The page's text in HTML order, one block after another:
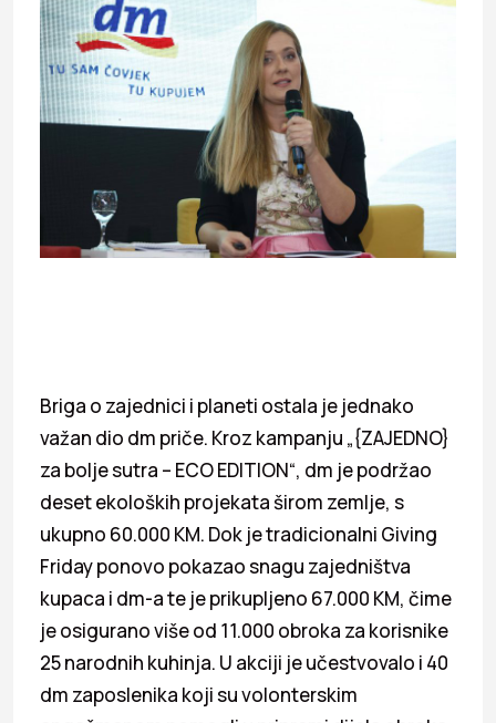
Briga o zajednici i planeti ostala je jednako
važan dio dm priče. Kroz kampanju „{ZAJEDNO}
za bolje sutra – ECO EDITION“, dm je podržao
deset ekoloških projekata širom zemlje, s
ukupno 60.000 KM. Dok je tradicionalni Giving
Friday ponovo pokazao snagu zajedništva
kupaca i dm-a te je prikupljeno 67.000 KM, čime
je osigurano više od 11.000 obroka za korisnike
25 narodnih kuhinja. U akciji je učestvovalo i 40
dm zaposlenika koji su volonterskim